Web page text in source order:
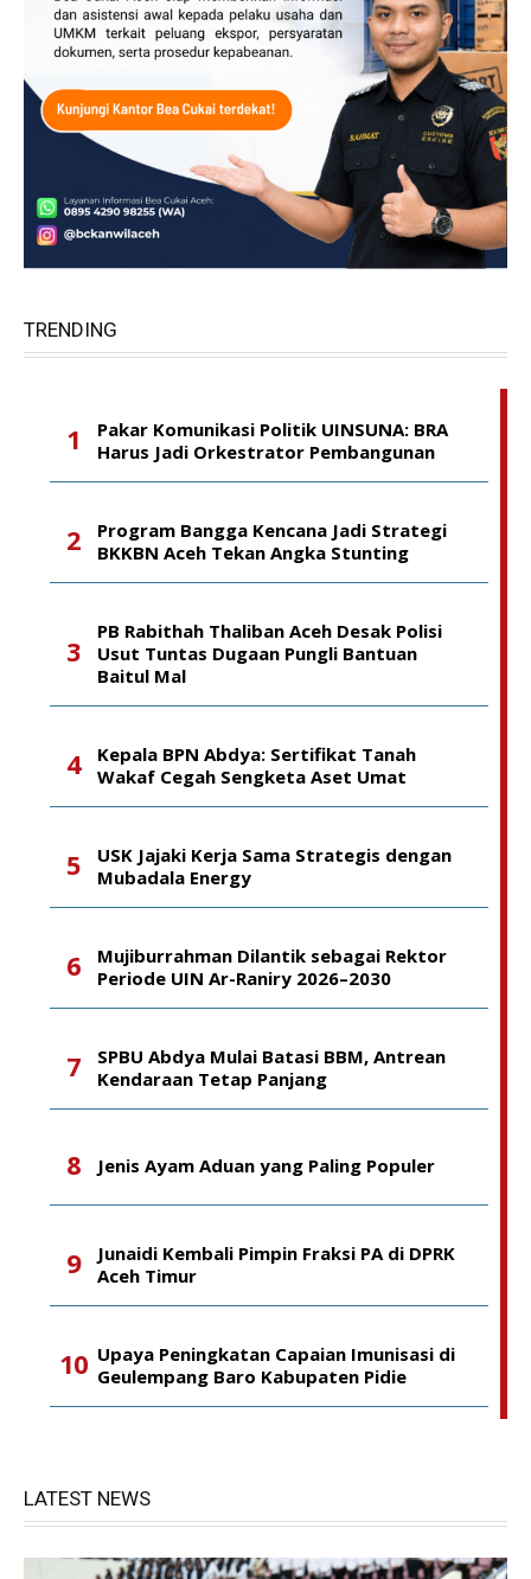
TRENDING
Pakar Komunikasi Politik UINSUNA: BRA
Harus Jadi Orkestrator Pembangunan
Program Bangga Kencana Jadi Strategi
BKKBN Aceh Tekan Angka Stunting
PB Rabithah Thaliban Aceh Desak Polisi
Usut Tuntas Dugaan Pungli Bantuan
Baitul Mal
Kepala BPN Abdya: Sertifikat Tanah
Wakaf Cegah Sengketa Aset Umat
USK Jajaki Kerja Sama Strategis dengan
Mubadala Energy
Mujiburrahman Dilantik sebagai Rektor
Periode UIN Ar-Raniry 2026–2030
SPBU Abdya Mulai Batasi BBM, Antrean
Kendaraan Tetap Panjang
Jenis Ayam Aduan yang Paling Populer
Junaidi Kembali Pimpin Fraksi PA di DPRK
Aceh Timur
Upaya Peningkatan Capaian Imunisasi di
Geulempang Baro Kabupaten Pidie
LATEST NEWS